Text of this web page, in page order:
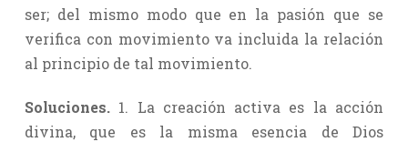
ser; del mismo modo que en la pasión que se
verifica con movimiento va incluida la relación
al principio de tal movimiento.
Soluciones.1. La creación activa es la acción
divina, que es la misma esencia de Dios